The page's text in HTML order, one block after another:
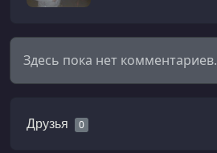
Здесь пока нет комментариев.
Друзья 0